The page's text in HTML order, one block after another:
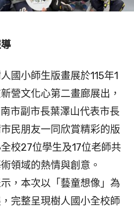
國小師生版畫展於115年1
營文化心第二畫廊展出，
市副市長葉澤山代表市長
民朋友一同欣賞精彩的版
校27位學生及17位老師共
領域的熱情與創意。
，本次以「藝童想像」為
完整呈現樹人國小全校師